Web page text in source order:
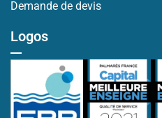
Demande de devis
Logos